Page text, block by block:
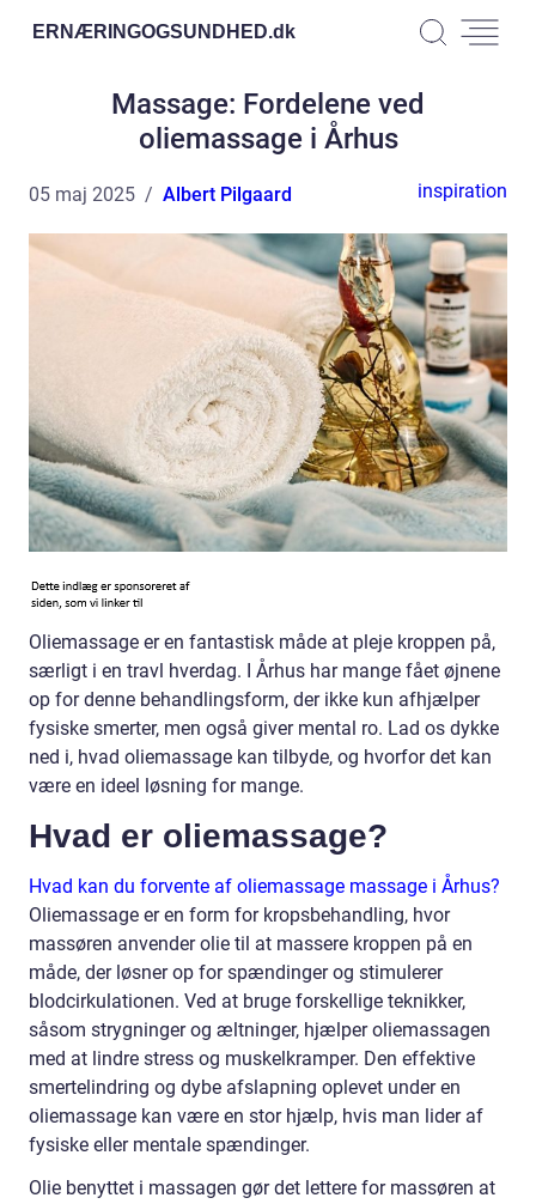
ERNÆRINGOGSUNDHED.dk
Massage: Fordelene ved
oliemassage i Århus
05 maj 2025 Albert Pilgaard inspiration
Oliemassage er en fantastisk måde at pleje kroppen på,
særligt i en travl hverdag. I Århus har mange fået øjnene
op for denne behandlingsform, der ikke kun afhjælper
fysiske smerter, men også giver mental ro. Lad os dykke
ned i, hvad oliemassage kan tilbyde, og hvorfor det kan
være en ideel løsning for mange.
Hvad er oliemassage?
Hvad kan du forvente af oliemassage massage i Århus?
Oliemassage er en form for kropsbehandling, hvor
massøren anvender olie til at massere kroppen på en
måde, der løsner op for spændinger og stimulerer
blodcirkulationen. Ved at bruge forskellige teknikker,
såsom strygninger og æltninger, hjælper oliemassagen
med at lindre stress og muskelkramper. Den effektive
smertelindring og dybe afslapning oplevet under en
oliemassage kan være en stor hjælp, hvis man lider af
fysiske eller mentale spændinger.
Olie benyttet i massagen gør det lettere for massøren at